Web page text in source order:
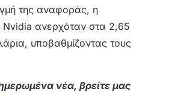
της αναφοράς, η
Nvidia ανερχόταν στα 2,65
υποβαθμίζοντας τους
νέα, βρείτε μας